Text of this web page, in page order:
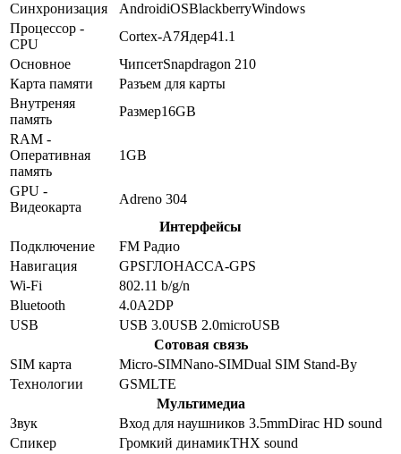
Синхронизация
AndroidiOSBlackberryWindows
Процессор -
CPU
Cortex-A7Ядер41.1
Основное
ЧипсетSnapdragon 210
Карта памяти
Разъем для карты
Внутреняя
память
Размер16GB
RAM -
Оперативная
память
1GB
GPU -
Видеокарта
Adreno 304
Интерфейсы
Подключение
FM Радио
Навигация
GPSГЛОНАССA-GPS
Wi-Fi
802.11 b/g/n
Bluetooth
4.0A2DP
USB
USB 3.0USB 2.0microUSB
Сотовая связь
SIM карта
Micro-SIMNano-SIMDual SIM Stand-By
Технологии
GSMLTE
Мультимедиа
Звук
Вход для наушников 3.5mmDirac HD sound
Спикер
Громкий динамикTHX sound